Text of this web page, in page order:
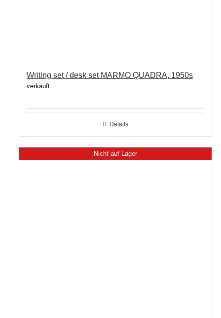
Writing set / desk set MARMO QUADRA, 1950s
verkauft
Details
Nicht auf Lager